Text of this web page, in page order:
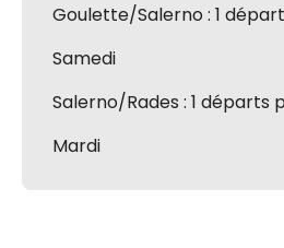
Goulette/Salerno : 1
Samedi
Salerno/Rades : 1 départs
Mardi